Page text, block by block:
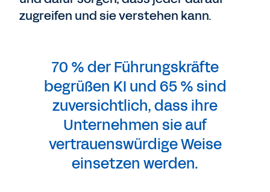
zugreifen und sie verstehen kann.
70 % der Führungskräfte
begrüßen KI und 65 % sind
zuversichtlich, dass ihre
Unternehmen sie auf
vertrauenswürdige Weise
einsetzen werden.